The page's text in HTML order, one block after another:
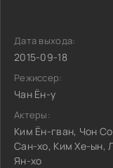
Дата выхода:
2015-09-18
Режиссер:
Чан Ён-у
Актеры:
Ким Ён-гван, Чон
Сан-хо, Ким Хе-ын,
Ян-хо